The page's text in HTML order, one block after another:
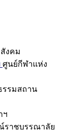
งคม
ศูนย์กีฬาแห่ง
รรมสถาน
ฯ
ราชบรรณาลัย